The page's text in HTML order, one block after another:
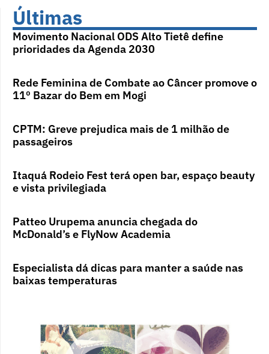
Últimas
Movimento Nacional ODS Alto Tietê define
prioridades da Agenda 2030
Rede Feminina de Combate ao Câncer promove o
11º Bazar do Bem em Mogi
CPTM: Greve prejudica mais de 1 milhão de
passageiros
Itaquá Rodeio Fest terá open bar, espaço beauty
e vista privilegiada
Patteo Urupema anuncia chegada do
McDonald’s e FlyNow Academia
Especialista dá dicas para manter a saúde nas
baixas temperaturas